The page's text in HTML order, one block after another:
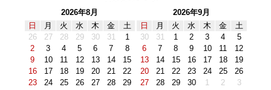
2026年8月
日
月 火 水 木 金
土
26
27 28 29 30 31
1
2
3 4 5 6 7
8
9
10 11 12 13 14
15
16
17 18 19 20 21
22
23
24 25 26 27 28
29
2026年9月
日
月 火 水 木 金
土
30
31 1 2 3 4
5
6
7 8 9 10 11
12
13
14 15 16 17 18
19
20
21 22 23 24 25
26
27
28 29 30 1 2 3